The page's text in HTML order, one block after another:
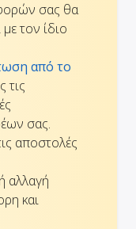
σας θα
τον ίδιο
από το
τις
σας.
αποστολές
αλλαγή
και